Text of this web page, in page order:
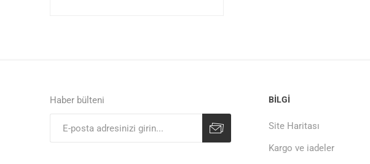
Haber bülteni BILGI
Site Haritası
Kargo ve iadeler